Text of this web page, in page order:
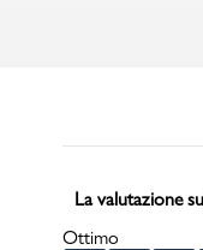
La valutazione
Ottimo